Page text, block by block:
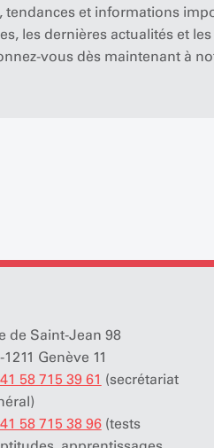
et informations
les dernières actualités et
vous dès maintenant à
de Saint-Jean 98
1211 Genève 11
58 715 39 61 (secrétariat
58 715 38 96(tests